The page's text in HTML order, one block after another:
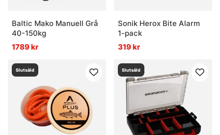
Baltic Mako Manuell Grå
40-150kg
1789 kr
Sonik Herox Bite Alarm
1-pack
319 kr
Slutsåld Slutsåld